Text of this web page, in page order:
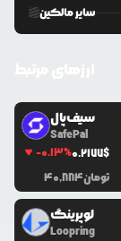
سایر مالکین
سیف‌پال
SafePal
-0.13%0.2177$
40,884تومان
لوپرینگ
Loopring